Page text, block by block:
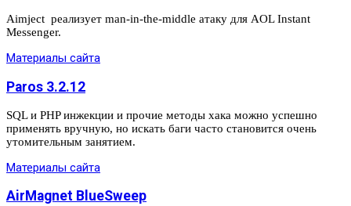
Aimject реализует man-in-the-middle атаку для AOL Instant
Messenger.
Материалы сайта
Paros 3.2.12
SQL и PHP инжекции и прочие методы хака можно успешно
применять вручную, но искать баги часто становится очень
утомительным занятием.
Материалы сайта
AirMagnet BlueSweep